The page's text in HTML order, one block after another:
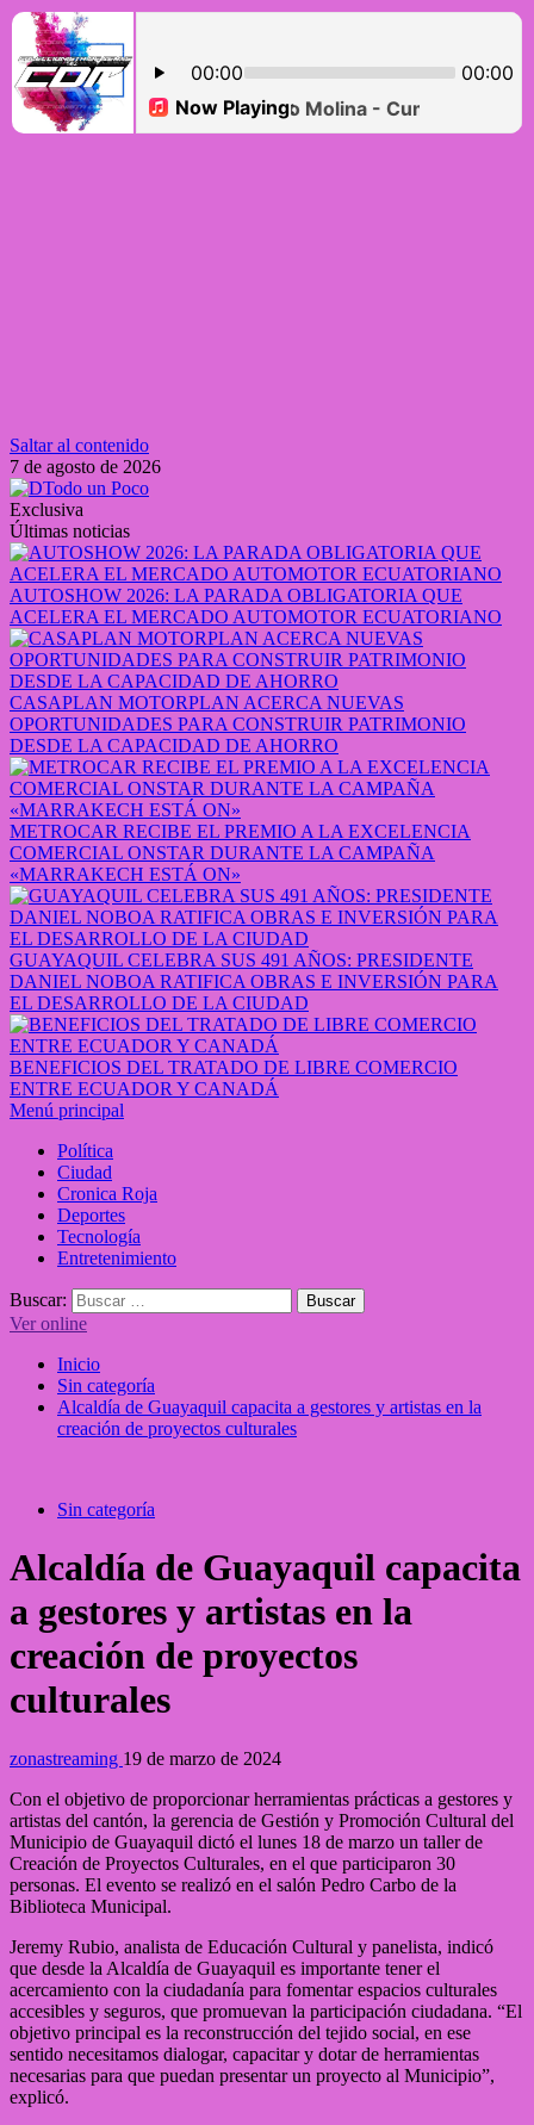
Saltar al contenido
7 de agosto de 2026
Exclusiva
Últimas noticias
AUTOSHOW 2026: LA PARADA OBLIGATORIA QUE
ACELERA EL MERCADO AUTOMOTOR ECUATORIANO
CASAPLAN MOTORPLAN ACERCA NUEVAS
OPORTUNIDADES PARA CONSTRUIR PATRIMONIO
DESDE LA CAPACIDAD DE AHORRO
METROCAR RECIBE EL PREMIO A LA EXCELENCIA
COMERCIAL ONSTAR DURANTE LA CAMPAÑA
«MARRAKECH ESTÁ ON»
GUAYAQUIL CELEBRA SUS 491 AÑOS: PRESIDENTE
DANIEL NOBOA RATIFICA OBRAS E INVERSIÓN PARA
EL DESARROLLO DE LA CIUDAD
BENEFICIOS DEL TRATADO DE LIBRE COMERCIO
ENTRE ECUADOR Y CANADÁ
Menú principal
Política
Ciudad
Cronica Roja
Deportes
Tecnología
Entretenimiento
Buscar:
Ver online
Inicio
Sin categoría
Alcaldía de Guayaquil capacita a gestores y artistas en la
creación de proyectos culturales
Sin categoría
Alcaldía de Guayaquil capacita
a gestores y artistas en la
creación de proyectos
culturales
zonastreaming 19 de marzo de 2024
Con el objetivo de proporcionar herramientas prácticas a gestores y
artistas del cantón, la gerencia de Gestión y Promoción Cultural del
Municipio de Guayaquil dictó el lunes 18 de marzo un taller de
Creación de Proyectos Culturales, en el que participaron 30
personas. El evento se realizó en el salón Pedro Carbo de la
Biblioteca Municipal.
Jeremy Rubio, analista de Educación Cultural y panelista, indicó
que desde la Alcaldía de Guayaquil es importante tener el
acercamiento con la ciudadanía para fomentar espacios culturales
accesibles y seguros, que promuevan la participación ciudadana. “El
objetivo principal es la reconstrucción del tejido social, en ese
sentido necesitamos dialogar, capacitar y dotar de herramientas
necesarias para que puedan presentar un proyecto al Municipio”,
explicó.